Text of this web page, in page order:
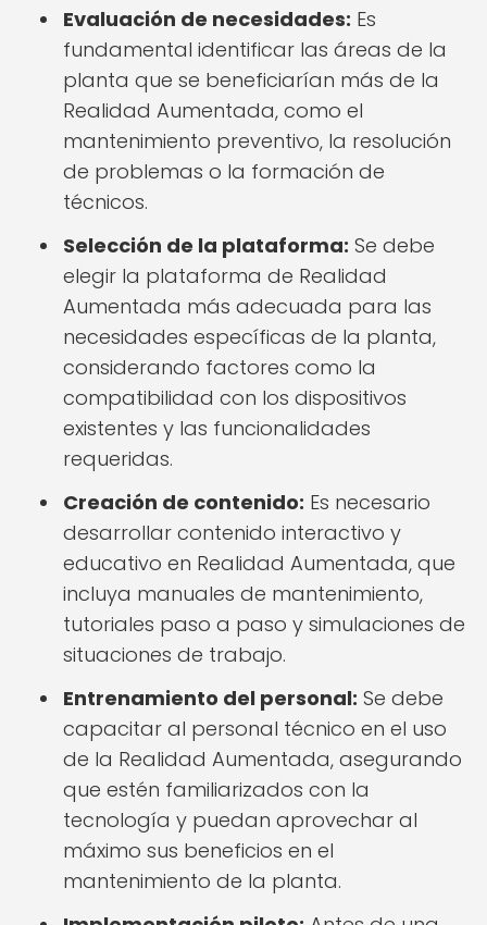
Evaluación de necesidades: Es
fundamental identificar las áreas de la
planta que se beneficiarían más de la
Realidad Aumentada, como el
mantenimiento preventivo, la resolución
de problemas o la formación de
técnicos.
Selección de la plataforma: Se debe
elegir la plataforma de Realidad
Aumentada más adecuada para las
necesidades específicas de la planta,
considerando factores como la
compatibilidad con los dispositivos
existentes y las funcionalidades
requeridas.
Creación de contenido: Es necesario
desarrollar contenido interactivo y
educativo en Realidad Aumentada, que
incluya manuales de mantenimiento,
tutoriales paso a paso y simulaciones de
situaciones de trabajo.
Entrenamiento del personal: Se debe
capacitar al personal técnico en el uso
de la Realidad Aumentada, asegurando
que estén familiarizados con la
tecnología y puedan aprovechar al
máximo sus beneficios en el
mantenimiento de la planta.